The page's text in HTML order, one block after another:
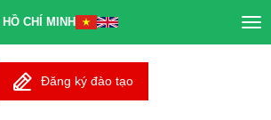
CHÍ MINH
Đăng ký đào tạo